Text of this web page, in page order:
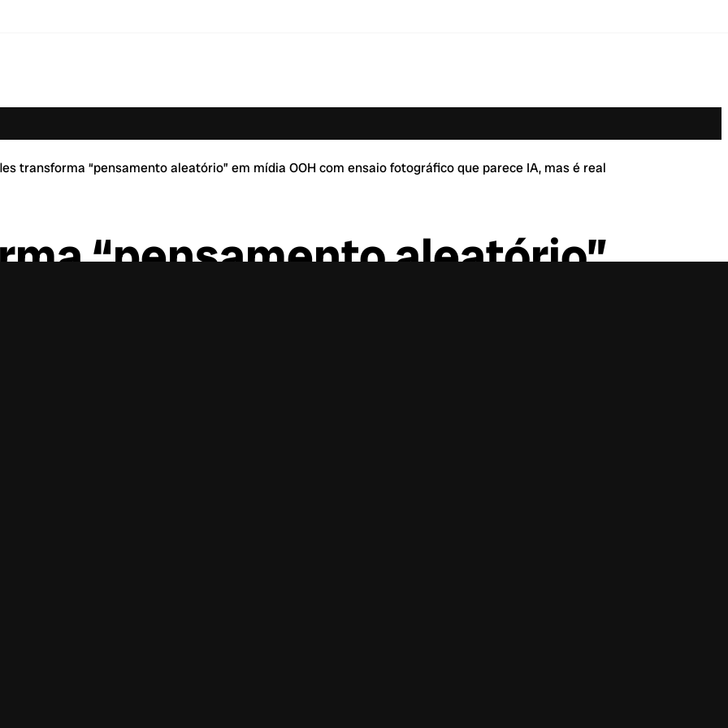
transforma “pensamento aleatório” em mídia OOH com ensaio fotográfico que parece IA, mas é real
“pensamento aleatório”
ensaio fotográfico que